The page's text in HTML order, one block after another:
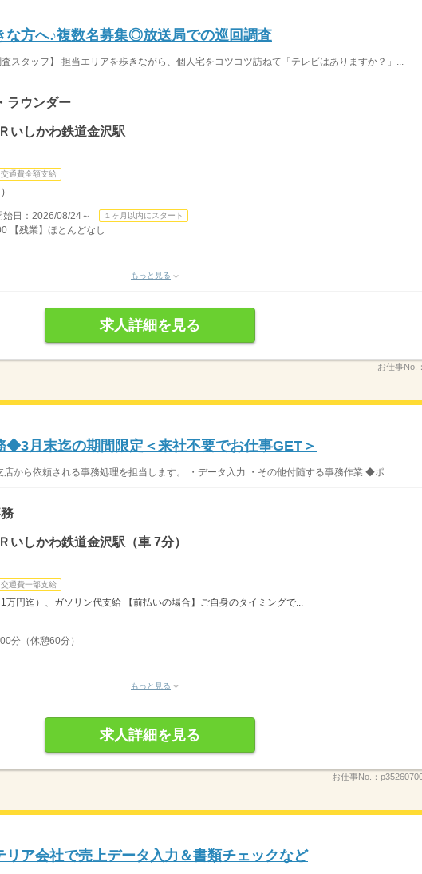
な方へ♪複数名募集◎放送局での巡回調査
査スタッフ】 担当エリアを歩きながら、個人宅をコツコツ訪ねて「テレビはありますか？」...
ラウンダー
いしかわ鉄道金沢駅
交通費全額支給
日：2026/08/24～ １ヶ月以内にスタート
【残業】ほとんどなし
もっと見る
求人詳細を見る
お仕事No.：
◆3月末迄の期間限定＜来社不要でお仕事GET＞
ら依頼される事務処理を担当します。 ・データ入力 ・その他付随する事務作業 ◆ポ...
いしかわ鉄道金沢駅（車 7分）
交通費一部支給
万円迄）、ガソリン代支給 【前払いの場合】ご自身のタイミングで...
分（休憩60分）
もっと見る
求人詳細を見る
お仕事No.：
リア会社で売上データ入力＆書類チェックなど